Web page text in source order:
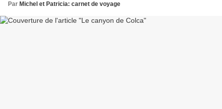
Par Michel et Patricia: carnet de voyage